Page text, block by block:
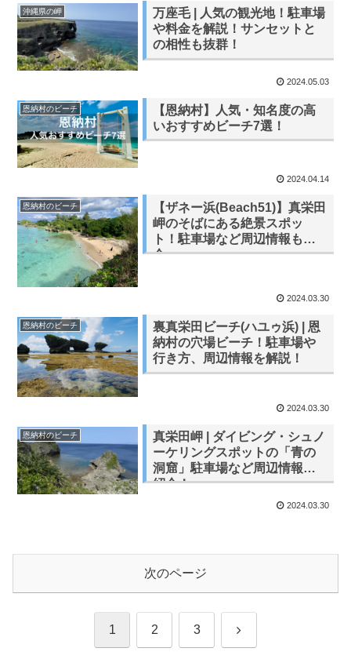
沖縄県の岬
万座毛 | 人気の観光地！駐車場
や料金を解説！サンセットと
の相性も抜群！
2024.05.03
恩納村のビーチ
【恩納村】人気・知名度の高
いおすすめビーチ7選！
2024.04.14
恩納村のビーチ
【ザネー浜(Beach51)】真栄田
岬のそばにある絶景スポッ
ト！駐車場など周辺情報も紹
介
2024.03.30
恩納村のビーチ
裏真栄田ビーチ(ハユゥ浜) | 恩
納村の穴場ビーチ！駐車場や
行き方、周辺情報を解説！
2024.03.30
恩納村のビーチ
真栄田岬 | ダイビング・シュノ
ーケリングスポットの「青の
洞窟」駐車場など周辺情報を
紹介！
2024.03.30
次のページ
1 2 3